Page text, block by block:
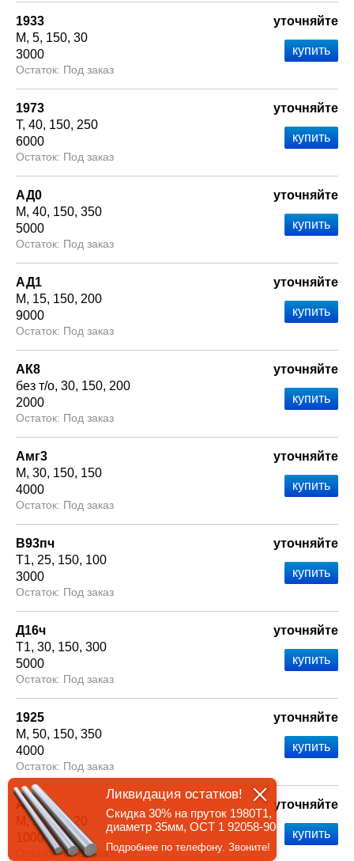
1933
М 5 150 30
3000
Под заказ
уточняйте
1973
Т 40 150 250
6000
Под заказ
уточняйте
АД0
М 40 150 350
5000
Под заказ
уточняйте
АД1
М
15 150 200
9000
Под заказ
уточняйте
АК8
без т/о 30 150 200
2000
Под заказ
уточняйте
Амг3
М 30 150 150
4000
Под заказ
уточняйте
В93пч
Т1 25 150 100
3000
Под заказ
уточняйте
Д16ч
Т1 30 150 300
5000
Под заказ
уточняйте
1925
М 50 150 350
4000
Под заказ
уточняйте
Амг6
М
5 150 20
1000
Под заказ
уточняйте
Ликвидация остатков!
Скидка 30% на пруток 1980Т1,
диаметр 35мм, ОСТ 1 92058-90
Подробнее по телефону. Звоните!